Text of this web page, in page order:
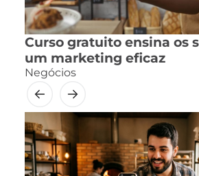
Curso gratuito ensina os
um marketing eficaz
Negócios